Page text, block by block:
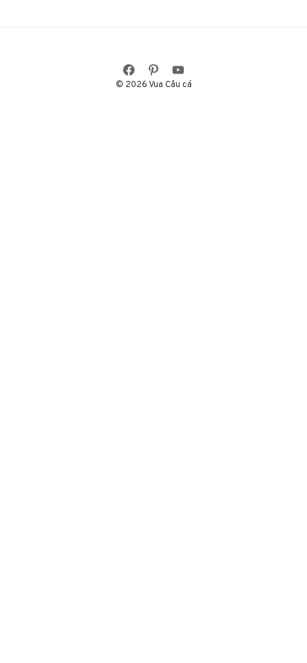
© 2026 Vua Câu cá